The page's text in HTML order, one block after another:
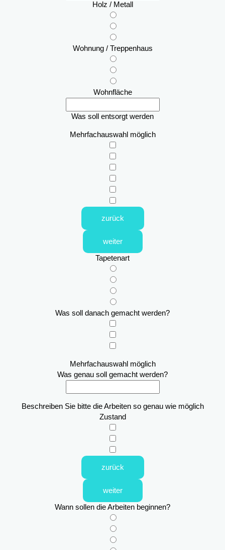
Holz / Metall
Wohnung / Treppenhaus
Wohnfläche
Was soll entsorgt werden
Mehrfachauswahl möglich
zurück
weiter
Tapetenart
Was soll danach gemacht werden?
Mehrfachauswahl möglich
Was genau soll gemacht werden?
Beschreiben Sie bitte die Arbeiten so genau wie möglich
Zustand
zurück
weiter
Wann sollen die Arbeiten beginnen?